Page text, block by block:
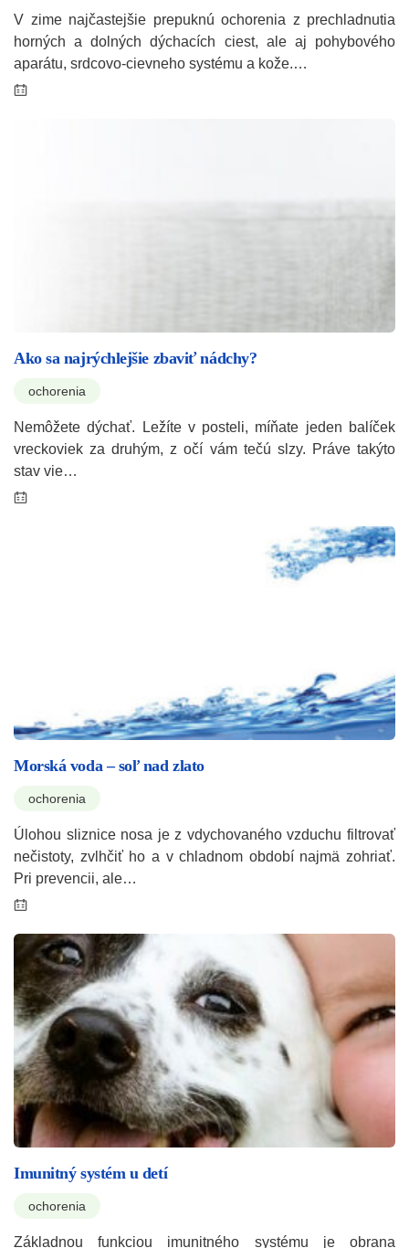
V zime najčastejšie prepuknú ochorenia z prechladnutia
horných a dolných dýchacích ciest, ale aj pohybového
aparátu, srdcovo-cievneho systému a kože.…
Ako sa najrýchlejšie zbaviť nádchy?
ochorenia
Nemôžete dýchať. Ležíte v posteli, míňate jeden balíček
vreckoviek za druhým, z očí vám tečú slzy. Práve takýto
stav vie…
Morská voda – soľ nad zlato
ochorenia
Úlohou sliznice nosa je z vdychovaného vzduchu filtrovať
nečistoty, zvlhčiť ho a v chladnom období najmä zohriať.
Pri prevencii, ale…
Imunitný systém u detí
ochorenia
Základnou funkciou imunitného systému je obrana